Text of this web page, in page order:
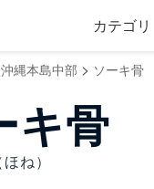
カテゴリ
縄本島中部 > ソーキ骨
キ骨
ほね）